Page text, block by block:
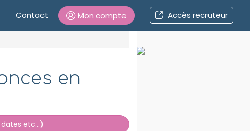
Contact Mon compte Accès recruteur
en
etc...)